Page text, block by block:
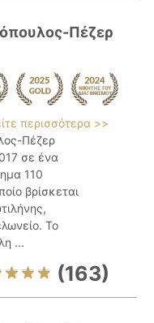
Πέζερ
περισσότερα >>
Πέζερ
σε ένα
110
βρίσκεται
Το
...
(163)